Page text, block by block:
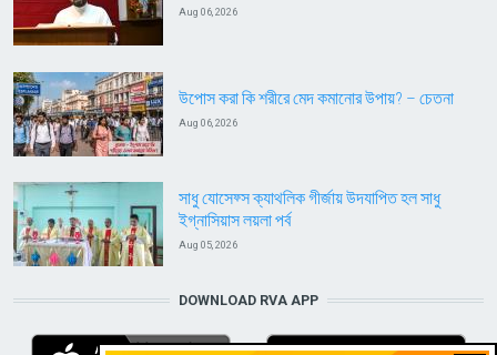
Aug 06, 2026
উপোস করা কি শরীরে মেদ কমানোর উপায়? – চেতনা
Aug 06, 2026
সাধু যোসেফ্স ক্যাথলিক গীর্জায় উদযাপিত হল সাধু
ইগ্নাসিয়াস লয়লা পর্ব
Aug 05, 2026
DOWNLOAD RVA APP